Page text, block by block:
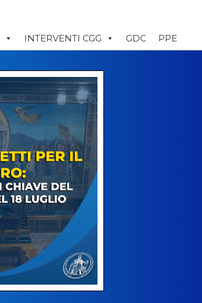
INTERVENTI CGG GDC PPE